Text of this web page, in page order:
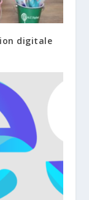
digitale